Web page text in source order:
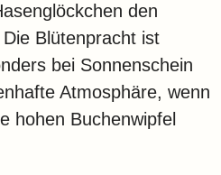
den
Blütenpracht ist
bei Sonnenschein
Atmosphäre, wenn
hohen Buchenwipfel